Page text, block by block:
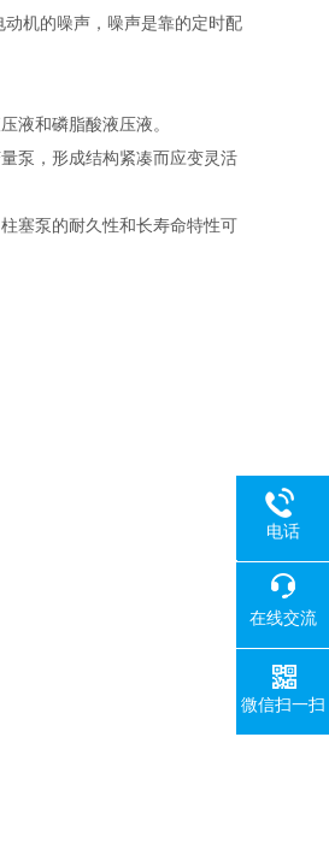
机的噪声，噪声是靠的定时配
液和磷脂酸液压液。
泵，形成结构紧凑而应变灵活
塞泵的耐久性和长寿命特性可
电话
在线交流
微信扫一扫